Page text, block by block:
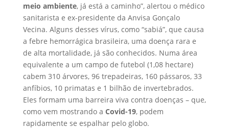
meio ambiente, já está a caminho”, alertou o médico
sanitarista e ex-presidente da Anvisa Gonçalo
Vecina. Alguns desses vírus, como “sabiá”, que causa
a febre hemorrágica brasileira, uma doença rara e
de alta mortalidade, já são conhecidos. Numa área
equivalente a um campo de futebol (1,08 hectare)
cabem 310 árvores, 96 trepadeiras, 160 pássaros, 33
anfíbios, 10 primatas e 1 bilhão de invertebrados.
Eles formam uma barreira viva contra doenças – que,
como vem mostrando a Covid-19, podem
rapidamente se espalhar pelo globo.